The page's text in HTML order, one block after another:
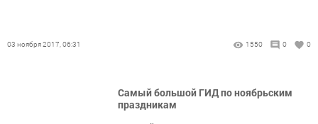
03 ноября 2017, 06:31 1550 0 0
Самый большой ГИД по ноябрьским
праздникам